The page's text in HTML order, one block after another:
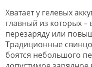
Хватает у гелевых
главный из которых –
перезаряду или
Традиционные
боятся небольшого